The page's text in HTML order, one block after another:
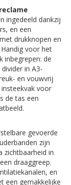
ingedeeld dankzij
en een
drukknopen en
voor het
inbegrepen: de
in A3-
en vouwvrij
voor
de tas een
gevoerde
zijn
zichtbaarheid in
draaggreep.
en
een gemakkelijke